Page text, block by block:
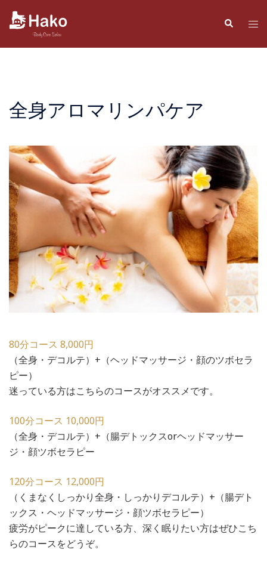
検
索
ト
全身アロマリンパケア
80分コース 8,000円
（全身・デコルテ）+（ヘッドマッサージ・顔のツボセラ
ピー）
迷っている方はこちらのコースがオススメです。
100分コース 10,000円
（全身・デコルテ）+（腸デトックスorヘッドマッサー
ジ・顔ツボセラピー
120分コース 12,000円
（くまなくしっかり全身・しっかりデコルテ）+（腸デト
ックス・ヘッドマッサージ・顔ツボセラピー）
疲労がピークに達している方、深く眠りたい方はぜひこち
らのコースをどうぞ。